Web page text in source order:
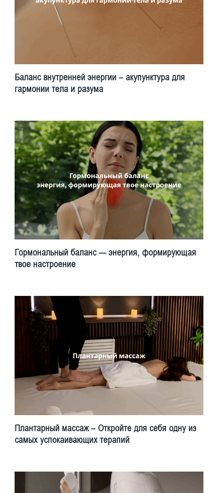
Баланс внутренней энергии – акупунктура для
гармонии тела и разума
Гормональный баланс — энергия, формирующая
твое настроение
Плантарный массаж – Откройте для себя одну из
самых успокаивающих терапий